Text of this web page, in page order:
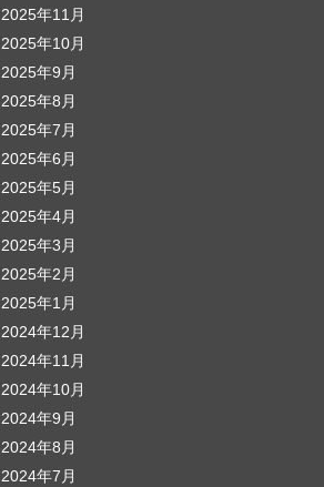
2025年11月
2025年10月
2025年9月
2025年8月
2025年7月
2025年6月
2025年5月
2025年4月
2025年3月
2025年2月
2025年1月
2024年12月
2024年11月
2024年10月
2024年9月
2024年8月
2024年7月